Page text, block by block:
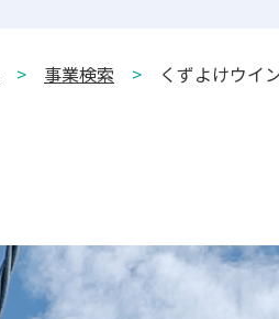
> 事業検索 > くずよけウイ